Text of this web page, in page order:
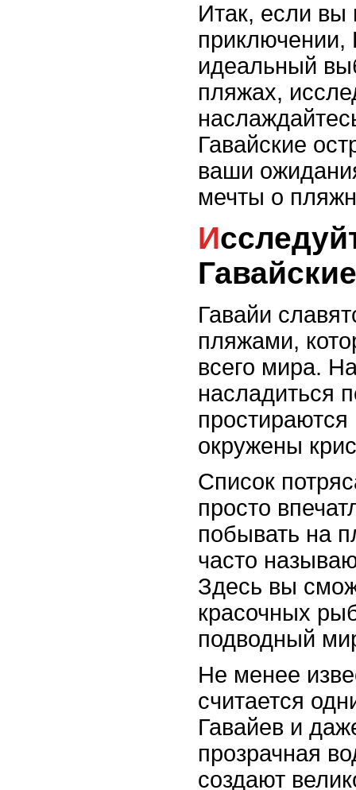
Итак, если
приключении,
идеальный
пляжах,
Гавайские
ваши
мечты о
Исследуйте потрясающие
Гавайи
пляжами,
всего мира.
насладиться
окружены
Список
просто
побывать на
часто
Здесь вы
красочных
подводный
Не менее
считается
Гавайев и
прозрачная
создают